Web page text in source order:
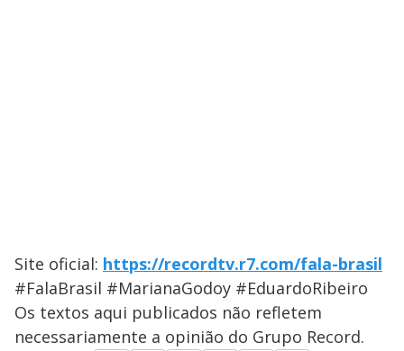
Site oficial: https://recordtv.r7.com/fala-brasil
#FalaBrasil #MarianaGodoy #EduardoRibeiro
Os textos aqui publicados não refletem
necessariamente a opinião do Grupo Record.